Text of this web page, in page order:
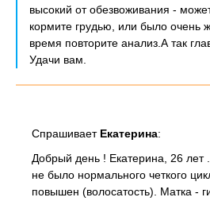
высокий от обезвоживания -
кормите грудью, или было очень
время повторите анализ.А так
Удачи вам.
Спрашивает Екатерина:
Добрый день ! Екатерина, 26 лет
не было нормального четкого
повышен (волосатость). Матка -